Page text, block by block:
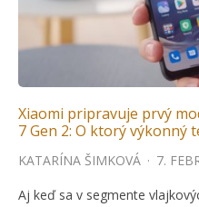
Xiaomi pripravuje prvý
7 Gen 2: O ktorý výkonný
KATARÍNA ŠIMKOVÁ · 7.
Aj keď sa v segmente